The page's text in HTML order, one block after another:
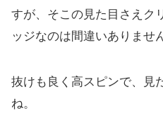
すが、 そこの見た目さえク
ッジなのは間違いあ りませ
抜けも良く高スピンで、見
ね。